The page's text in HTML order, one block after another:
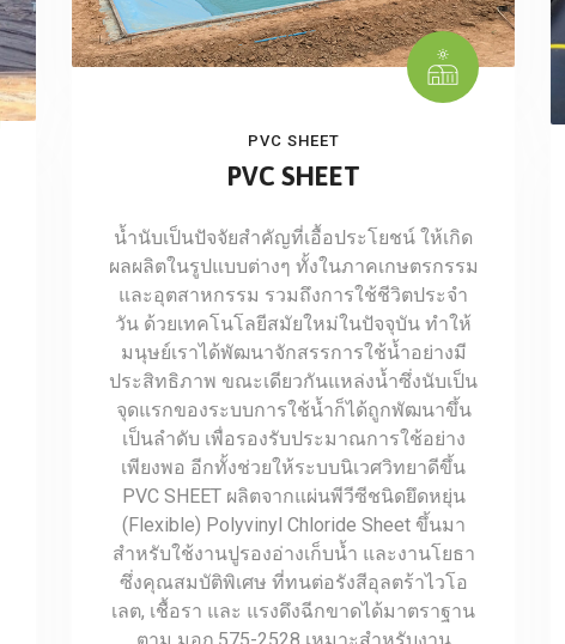
PVC SHEET
PVC SHEET
น้ำนับเป็นปัจจัยสำคัญที่เอื้อประโยชน์ ให้เกิด
ผลผลิตในรูปแบบต่างๆ ทั้งในภาคเกษตรกรรม
และอุตสาหกรรม รวมถึงการใช้ชีวิตประจำ
วัน ด้วยเทคโนโลยีสมัยใหม่ในปัจจุบัน ทำให้
มนุษย์เราได้พัฒนาจักสรรการใช้น้ำอย่างมี
ประสิทธิภาพ ขณะเดียวกันแหล่งน้ำซึ่งนับเป็น
จุดแรกของระบบการใช้น้ำก็ได้ถูกพัฒนาขึ้น
เป็นลำดับ เพื่อรองรับประมาณการใช้อย่าง
เพียงพอ อีกทั้งช่วยให้ระบบนิเวศวิทยาดีขึ้น
PVC SHEET ผลิตจากแผ่นพีวีซีชนิดยึดหยุ่น
(Flexible) Polyvinyl Chloride Sheet ขึ้นมา
สำหรับใช้งานปูรองอ่างเก็บน้ำ และงานโยธา
ซึ่งคุณสมบัติพิเศษ ที่ทนต่อรังสีอุลตร้าไวโอ
เลต, เชื้อรา และ แรงดึงฉีกขาดได้มาตราฐาน